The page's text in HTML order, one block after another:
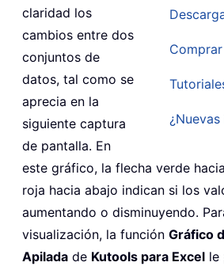
claridad los
cambios entre dos
conjuntos de
datos, tal como se
aprecia en la
siguiente captura
de pantalla. En
este gráfico, la flecha verde
roja hacia abajo indican si los
aumentando o disminuyendo.
visualización, la función Gráfico
Apilada de Kutools para Excel le